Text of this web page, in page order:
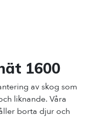
1600
av skog som
liknande. Våra
borta djur och